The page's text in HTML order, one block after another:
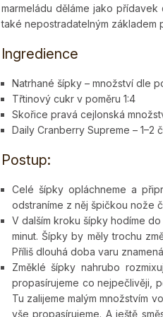
marmeládu děláme jako
také nepostradatelným základem
Ingredience
Natrhané šípky – množství dle
Třtinový cukr v poměru 1:4
Skořice pravá cejlonská
Daily Cranberry Supreme – 1–2
Postup:
Celé šípky opláchneme a
odstraníme z něj špičkou nože
V dalším kroku šípky hodíme
minut. Šípky by měly trochu
Příliš dlouhá doba varu
Změklé šípky nahrubo
propasírujeme co nejpečlivěji,
Tu zalijeme malým množstvím
vše propasírujeme. A ještě